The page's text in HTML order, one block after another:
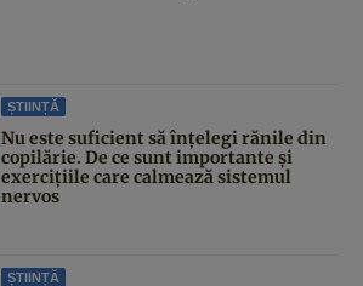
ȘTIINȚĂ
Nu este suficient să înțelegi rănile din
copilărie. De ce sunt importante și
exercițiile care calmează sistemul
nervos
ȘTIINȚĂ